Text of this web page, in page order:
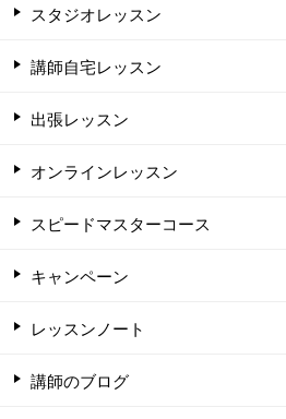
スタジオレッスン
講師自宅レッスン
出張レッスン
オンラインレッスン
スピードマスターコース
キャンペーン
レッスンノート
講師のブログ